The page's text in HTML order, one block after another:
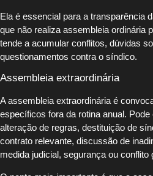
Ela é essencial para a transparência
que não realiza assembleia ordinária
tende a acumular conflitos, dúvidas
questionamentos contra o síndico.
Assembleia extraordinária
A assembleia extraordinária é
específicos fora da rotina anual.
alteração de regras, destituição de
contrato relevante, discussão de
medida judicial, segurança ou conflito